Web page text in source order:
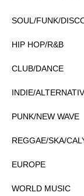
SOUL/FUNK/
HIP HOP/R&B
CLUB/DANCE
INDIE/
PUNK/NEW WAVE
REGGAE/SKA/
EUROPE
WORLD MUSIC